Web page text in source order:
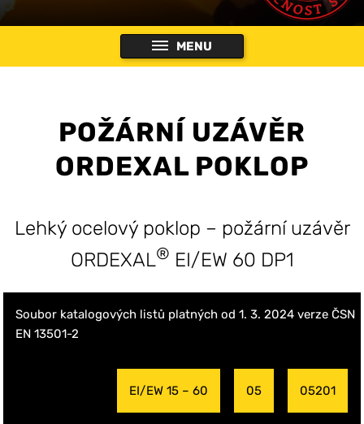
MENU
POŽÁRNÍ UZÁVĚR
ORDEXAL POKLOP
Lehký ocelový poklop – požární uzávěr
ORDEXAL® EI/EW 60 DP1
Soubor katalogových listů platných od 1. 3. 2024 verze ČSN
EN 13501-2
EI/EW 15 – 60 05 05201